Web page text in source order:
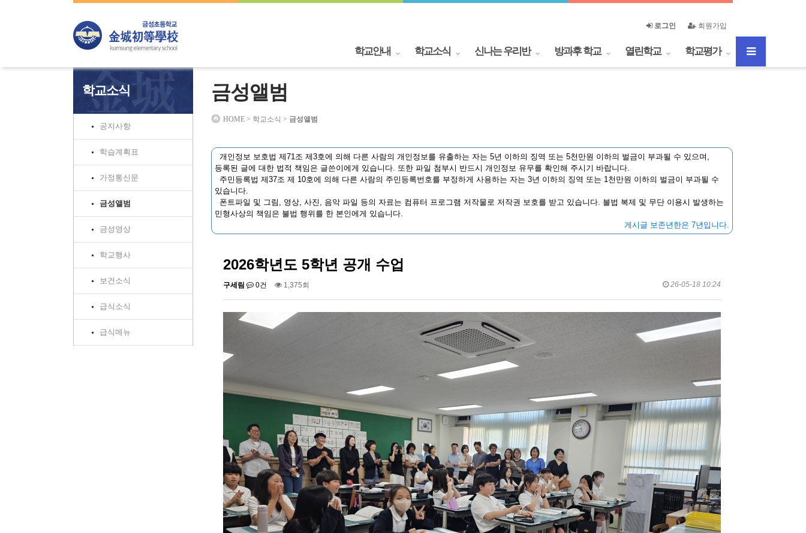
회원가입
로그인
학교안내 학교소식 신나는 우리반 방과후 학교
하위분류
열린학교
하위분류
학교평가
하위분류
학교소식
공지사항
학습계획표
가정통신문
금성앨범
금성영상
학교행사
보건소식
급식소식
급식메뉴
금성앨범
HOME > 학교소식 > 금성앨범
개인정보 보호법 제71조 제3호에 의해 다른 사람의 개인정보를 유출하는 자는 5년 이하의 징역 또는 5천만원 이하의 벌금이 부과될 수 있으며,
등록된 글에 대한 법적 책임은 글쓴이에게 있습니다. 또한 파일 첨부시 반드시 개인정보 유무를 확인해 주시기 바랍니다.
주민등록법 제37조 제 10호에 의해 다른 사람의 주민등록번호를 부정하게 사용하는 자는 3년 이하의 징역 또는 1천만원 이하의 벌금이 부과될 수
있습니다.
폰트파일 및 그림, 영상, 사진, 음악 파일 등의 자료는 컴퓨터 프로그램 저작물로 저작권 보호를 받고 있습니다. 불법 복제 및 무단 이용시 발생하는
민형사상의 책임은 불법 행위를 한 본인에게 있습니다.
게시글 보존년한은 7년입니다.
2026학년도 5학년 공개 수업
구세림 0건 1,375회 26-05-18 10:24